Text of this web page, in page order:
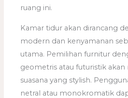
ruang ini.
Kamar tidur akan dirancang
modern dan kenyamanan
utama. Pemilihan furnitur
geometris atau futuristik
suasana yang stylish.
netral atau monokromatik